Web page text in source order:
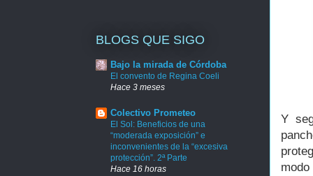
Y
BLOGS QUE SIGO
Bajo la mirada de Córdoba
El convento de Regina Coeli
Hace 3 meses
Colectivo Prometeo
El Sol: Beneficios de una
“moderada exposición” e
inconvenientes de la “excesiva
protección”. 2ª Parte
Hace 16 horas